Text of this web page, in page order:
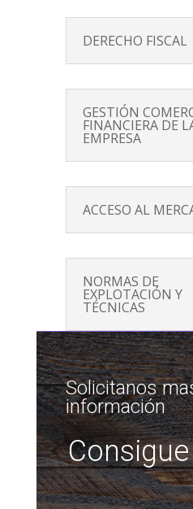
DERECHO FISCAL
GESTIÓN
FINANCIERA DE
EMPRESA
ACCESO AL
NORMAS DE
EXPLOTACIÓN Y
TÉCNICAS
Solicitanos
información